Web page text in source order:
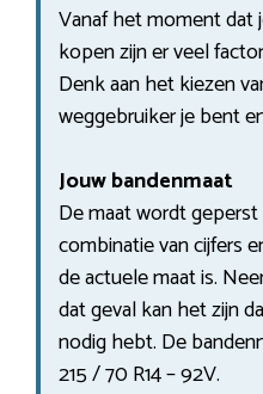
Vanaf het moment dat
kopen zijn er veel
Denk aan het kiezen
weggebruiker je bent
Jouw bandenmaat
De maat wordt
combinatie van cijfers
de actuele maat is.
dat geval kan het zijn
nodig hebt. De
215 / 70 R14 – 92V.